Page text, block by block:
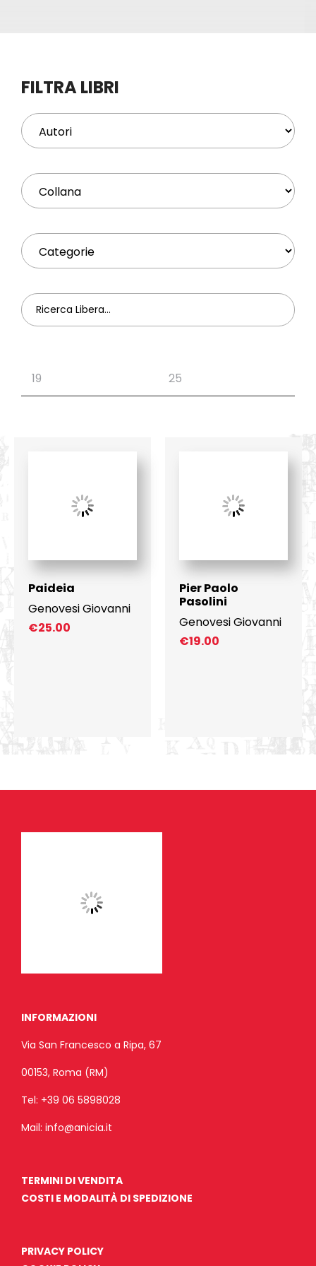
Profilo
FILTRA LIBRI
Paideia
Genovesi Giovanni
€25.00
Pier Paolo
Pasolini
Genovesi Giovanni
€19.00
INFORMAZIONI
Via San Francesco a Ripa, 67
00153, Roma (RM)
Tel: +39 06 5898028
Mail: info@anicia.it
TERMINI DI VENDITA
COSTI E MODALITÀ DI SPEDIZIONE
PRIVACY POLICY